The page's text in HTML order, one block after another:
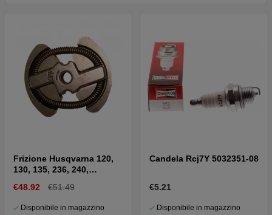
Frizione Husqvarna 120,
130, 135, 236, 240,
€48.92 €51.49
Disponibile in magazzino
Candela Rcj7Y 5032351-08
€5.21
Disponibile in magazzino